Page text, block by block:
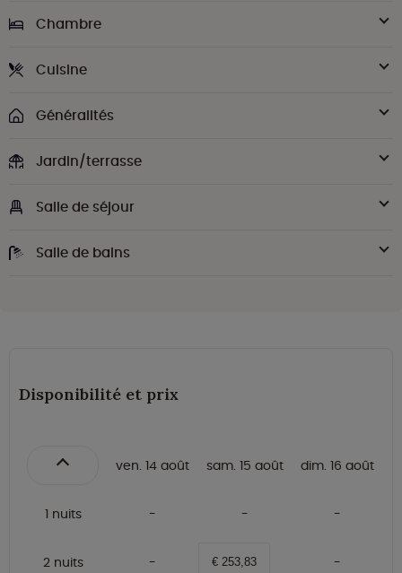
Chambre
Cuisine
Généralités
Jardin/terrasse
Salle de séjour
Salle de bains
Disponibilité et prix
ven. 14 août sam. 15 août dim. 16 août
1 nuits
2 nuits € 253,83